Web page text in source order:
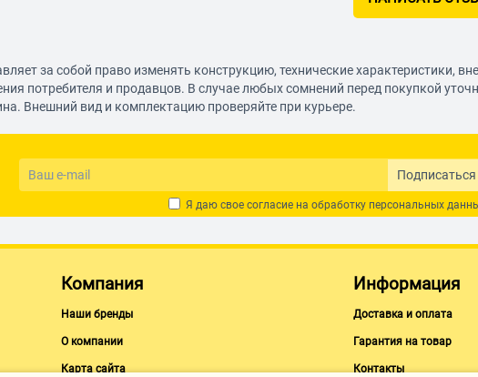
за собой право изменять конструкцию, технические характеристики,
потребителя и продавцов. В случае любых сомнений перед покупкой
Внешний вид и комплектацию проверяйте при курьере.
Подписаться
Я даю свое согласие на обработку персональных
Компания
Наши бренды
О компании
Карта сайта
Информация
Доставка и оплата
Гарантия на товар
Контакты